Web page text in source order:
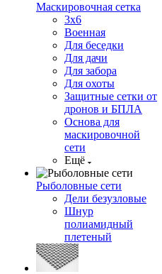
Маскировочная сетка
3х6
Военная
Для беседки
Для дачи
Для забора
Для охоты
Защитные сетки от
дронов и БПЛА
Основа для
маскировочной
сети
Ещё
Рыболовные сети
Дели безузловые
Шнур
полиамидный
плетеный